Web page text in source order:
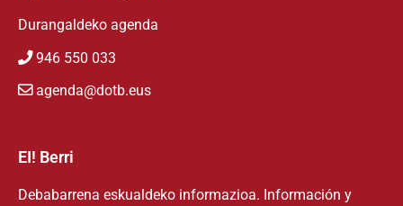
Durangaldeko agenda
946 550 033
agenda@dotb.eus
EI! Berri
Debabarrena eskualdeko informazioa. Información y